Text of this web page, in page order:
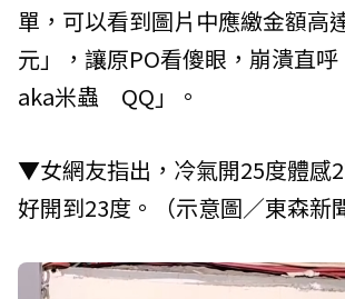
單，可以看到圖片中應繳金額高
元」，讓原PO看傻眼，崩潰直
aka米蟲 QQ」。
▼女網友指出，冷氣開25度體感
好開到23度。（示意圖／東森新